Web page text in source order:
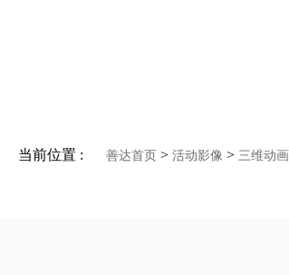
当前位置 : 善达首页 > 活动影像 > 三维动画